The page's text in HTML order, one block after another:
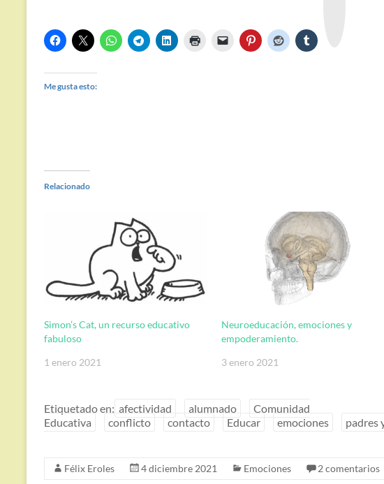
Me gusta esto:
Relacionado
Simon’s Cat, un recurso educativo
fabuloso
1 enero 2021
Neuroeducación, emociones y
empoderamiento.
3 enero 2021
Etiquetado en: afectividad alumnado
Comunidad
Educativa
conflicto contacto Educar emociones padres
Félix Eroles 4 diciembre 2021 Emociones 2 comentarios